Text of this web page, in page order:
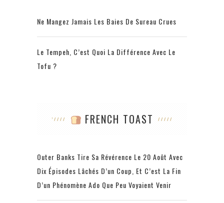
Ne Mangez Jamais Les Baies De Sureau Crues
Le Tempeh, C’est Quoi La Différence Avec Le
Tofu ?
FRENCH TOAST
Outer Banks Tire Sa Révérence Le 20 Août Avec
Dix Épisodes Lâchés D’un Coup, Et C’est La Fin
D’un Phénomène Ado Que Peu Voyaient Venir